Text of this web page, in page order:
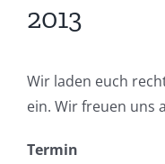
2013
Wir laden euch
ein. Wir freuen uns
Termin